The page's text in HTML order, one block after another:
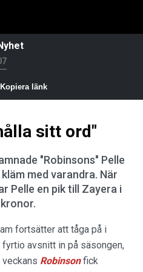
Kopiera länk
sitt ord"
"Robinsons" Pelle
med varandra. När
Pelle en pik till Zayera i
fortsätter att tåga på i
avsnitt in på säsongen,
Robinsonfick